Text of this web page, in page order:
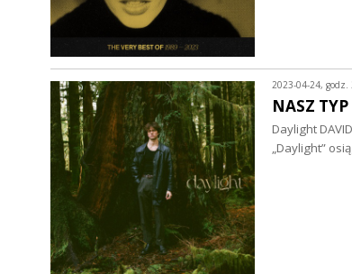
2023-04-24, godz.
NASZ
Daylight
„Daylight”